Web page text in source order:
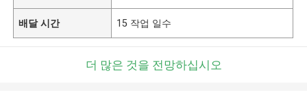
배달 시간 15 작업 일수
더 많은 것을 전망하십시오